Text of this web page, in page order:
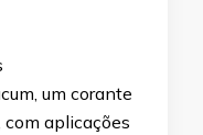
um corante
aplicações